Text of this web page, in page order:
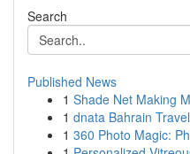
Search
Published News
1 Shade Net Making
1 dnata Bahrain Travel
1 360 Photo Magic: